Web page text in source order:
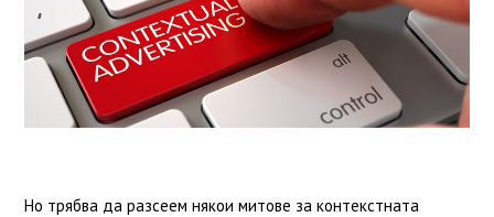
Но трябва да разсеем някои митове за контекстната